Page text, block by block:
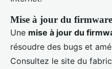
Mise à jour du
Une mise à jour du
résoudre des bugs et
Consultez le site du